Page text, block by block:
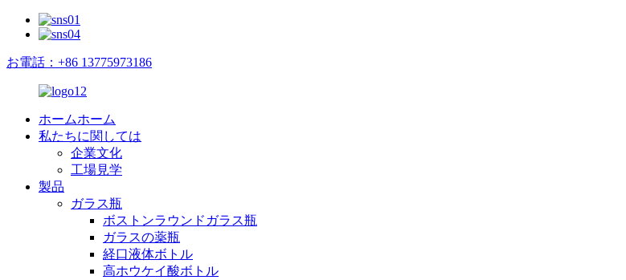
お電話：+86 13775973186
ホームホーム
私たちに関しては
企業文化
工場見学
製品
ガラス瓶
ボストンラウンドガラス瓶
ガラスの薬瓶
経口液体ボトル
高ホウケイ酸ボトル